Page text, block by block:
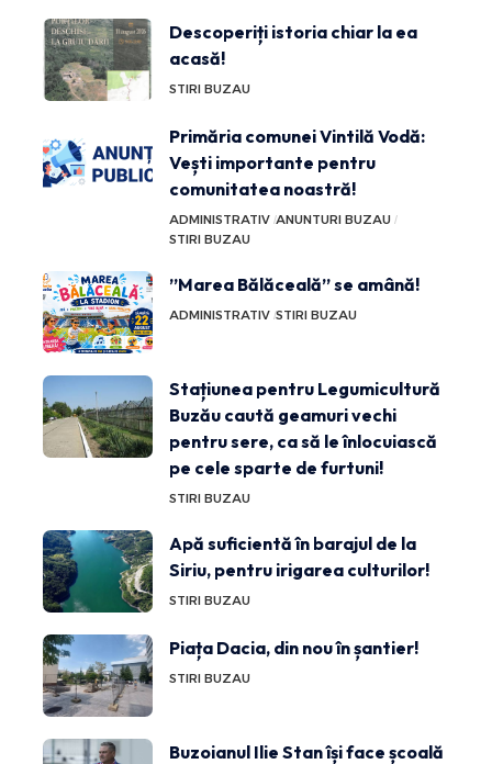
Descoperiți istoria chiar la ea
acasă!
STIRI BUZAU
Primăria comunei Vintilă Vodă:
Vești importante pentru
comunitatea noastră!
ADMINISTRATIV ANUNTURI BUZAU
STIRI BUZAU
”Marea Bălăceală” se amână!
ADMINISTRATIV STIRI BUZAU
Stațiunea pentru Legumicultură
Buzău caută geamuri vechi
pentru sere, ca să le înlocuiască
pe cele sparte de furtuni!
STIRI BUZAU
Apă suficientă în barajul de la
Siriu, pentru irigarea culturilor!
STIRI BUZAU
Piața Dacia, din nou în șantier!
STIRI BUZAU
Buzoianul Ilie Stan își face școală